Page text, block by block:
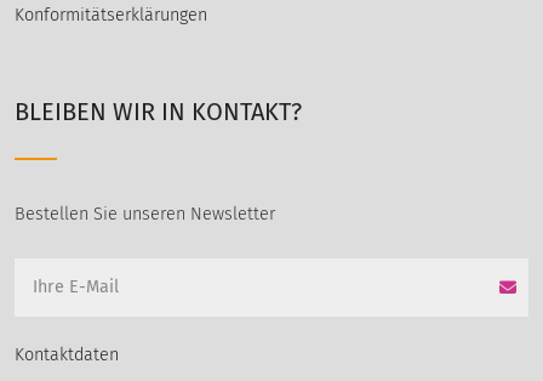
Konformitätserklärungen
BLEIBEN WIR IN KONTAKT?
Bestellen Sie unseren Newsletter
Kontaktdaten